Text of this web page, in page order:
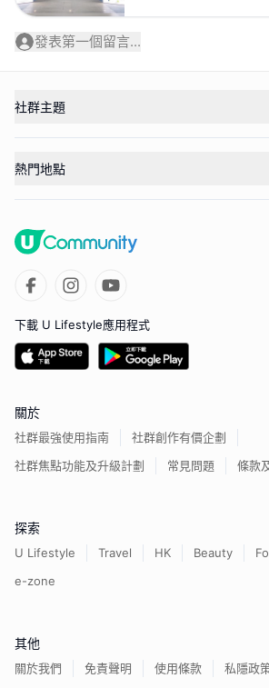
發表第一個留言...
社群主題
熱門地點
下載 U Lifestyle應用程式
關於
社群最強使用指南
社群創作有價企劃
社群焦點功能及升級計劃
常見問題 條款
探索
U Lifestyle Travel HK Beauty
e-zone
其他
關於我們 免責聲明 使用條款 私隱政